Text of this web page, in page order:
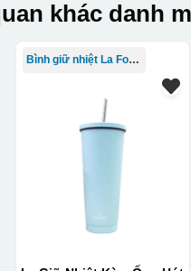
ra Decal Bước 2: Dán
tạo ra decal trước khi dán
sản phẩm, để khi dán
khác danh
Bình giữ nhiệt La Fonte